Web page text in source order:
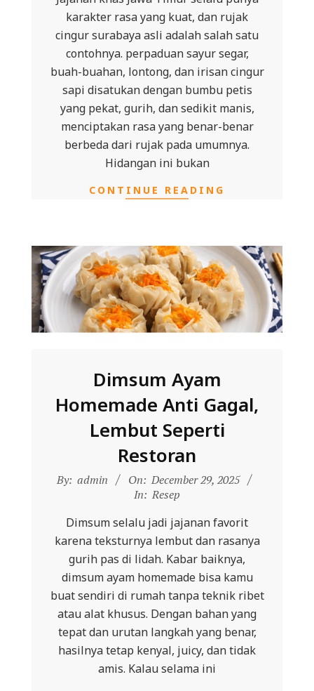
karakter rasa yang kuat, dan rujak
cingur surabaya asli adalah salah satu
contohnya. perpaduan sayur segar,
buah-buahan, lontong, dan irisan cingur
sapi disatukan dengan bumbu petis
yang pekat, gurih, dan sedikit manis,
menciptakan rasa yang benar-benar
berbeda dari rujak pada umumnya.
Hidangan ini bukan
CONTINUE READING
Dimsum Ayam
Homemade Anti Gagal,
Lembut Seperti
Restoran
2025-
By: admin On: December 29, 2025
In: Resep
Dimsum selalu jadi jajanan favorit
karena teksturnya lembut dan rasanya
gurih pas di lidah. Kabar baiknya,
dimsum ayam homemade bisa kamu
buat sendiri di rumah tanpa teknik ribet
atau alat khusus. Dengan bahan yang
tepat dan urutan langkah yang benar,
hasilnya tetap kenyal, juicy, dan tidak
amis. Kalau selama ini